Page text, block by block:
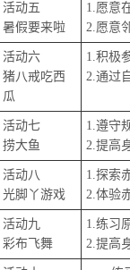
活动五
暑假要来啦
1.愿意
2.愿意
活动六
猪八戒吃西
瓜
1.积极
2.通过
活动七
捞大鱼
1.遵守
2.提高
活动八
光脚丫游戏
1.探索
2.体验
活动九
彩布飞舞
1.练习
2.提高